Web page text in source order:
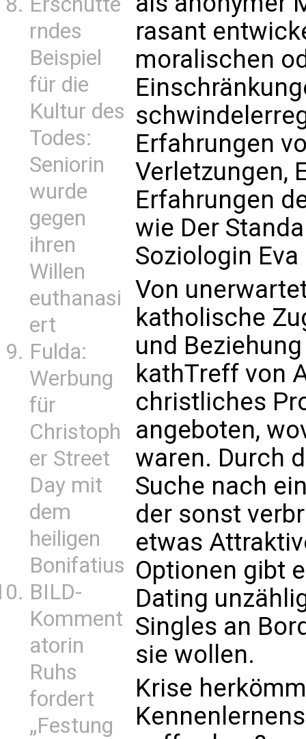
rndes
Beispiel
für die
Kultur des
Todes:
Seniorin
wurde
gegen
ihren
Willen
euthanasi
ert
Fulda:
Werbung
für
Christoph
er Street
Day mit
dem
heiligen
Bonifatius
BILD-
Komment
atorin
Ruhs
fordert
„Festung
rasant
moralischen
Erfahrungen
Verletzungen,
Erfahrungen
wie Der
Soziologin
Von
katholische
und
kathTreff von
christliches
angeboten,
waren. Durch
Suche nach
der sonst
etwas
Optionen gibt
Dating
Singles an
sie wollen.
Krise